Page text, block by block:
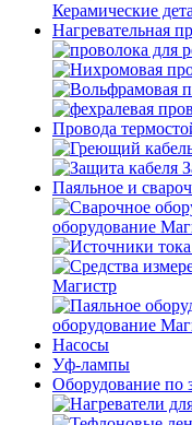
Керамические
Нагревательная
Провода
Паяльное и
оборудование
Магистр
оборудование
Насосы
Уф-лампы
Оборудование по